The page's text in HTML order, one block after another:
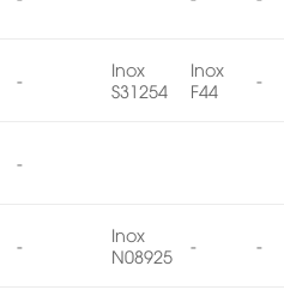
-
Inox
S31254
Inox
F44
-
-
-
Inox
N08925
- -